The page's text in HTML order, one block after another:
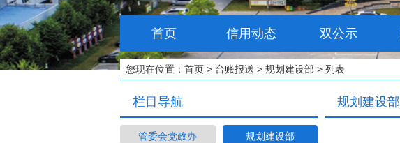
首页 信用动态 双公示
您现在位置： 首页 > 台账报送 > 规划建设部 > 列表
栏目导航
管委会党政办 规划建设部
规划建设部